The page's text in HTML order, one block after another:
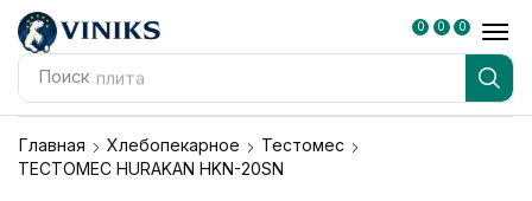
Поиск плита
0 0 0
Главная Хлебопекарное
Тестомес
ТЕСТОМЕС HURAKAN HKN-20SN